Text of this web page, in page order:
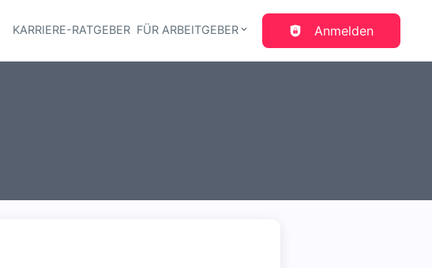
Haupt-Navigation
KARRIERE-RATGEBER FÜR ARBEITGEBER Anmelden